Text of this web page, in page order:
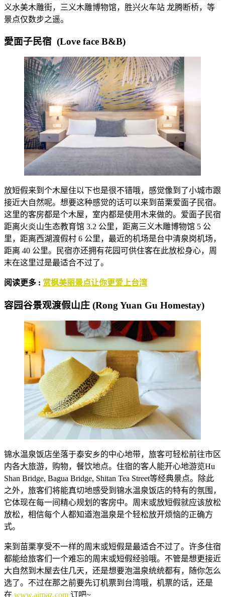
义水美木雕街，三义木雕博物馆，胜兴火车站 龙腾断桥，等
景点仅数步之遥。
愛面子民宿 (Love face B&B)
放短假来到个木屋住以下也是很不错哦，感觉像到了小城市跟
接近大自然呢。想要这种感觉的话可以来到苗栗爱面子民宿。
这里的客房都是个木屋，室内都是使用木来做的。爱面子民宿
距离火炎山生态教育馆 3.2 公里，距离三义木雕博物馆 5 公
里，距离西湖渡假村 6 公里，最近的机场是台中清泉岗机场，
距离 40 公里。民宿亦还拥有花园可供住客在此放松身心，周
末在这里过是最适合不过了。
阅读更多 : 赏枫美丽景点让你更爱上台湾
容园谷景观渡假山庄 (Rong Yuan Gu Homestay)
锦水温泉饭店坐落于泰安乡的中心地带，旅客可轻松前往市区
内各大旅游，购物，餐饮地点。住宿的客人能开心地游览Hu
Shan Bridge, Bagua Bridge, Shitan Tea Street等经典景点。除此
之外，旅客们将能真切地感受到锦水温泉饭店的特有的氛围，
它体现在每一间精心规划的客房中。周末或放短假就应该放松
放松，相信每个人都知道泡温泉是个轻松放开烦恼的正确方
式。
来到苗栗享受不一样的周末或短假是最适合不过了。许多住宿
都能给旅客们一个难忘的周末或短假经验哦。不管是想更接近
大自然到木屋去住几天，还是想要泡温泉统统都有，随你怎么
选了。不过在那之前要先订机票到台湾哦，机票的话，还是
在 www.airpaz.com 订吧~